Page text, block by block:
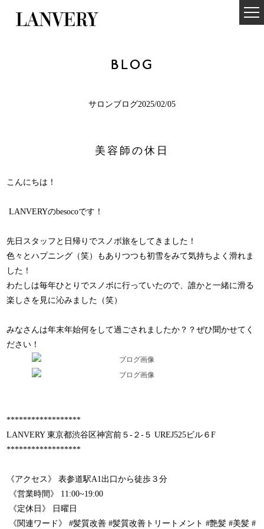
BLOG
サロンブログ2025/02/05
美容師の休日
こんにちは！
LANVERYのbesocoです！
先日スタッフと日帰りでスノボ旅をしてきました！
色々とハプニング（笑）もありつつも初雪をみて気持ちよく滑れま
した！
わたしは毎年ひとりでスノボに行っていたので、誰かと一緒に滑る
楽しさを見に沁みました（笑）
みなさんは年末年始何をして過ごされましたか？？ぜひ聞かせてく
ださい！
******************
LANVERY 東京都渋谷区神宮前５-２-５ UREJ525ビル６F
******************
《アクセス》 表参道駅A1出口から徒歩３分
《営業時間》 11:00~19:00
《定休日》 日曜日
《関連ワード》 #髪質改善 #髪質改善トリートメント #艶髪 #美髪 #